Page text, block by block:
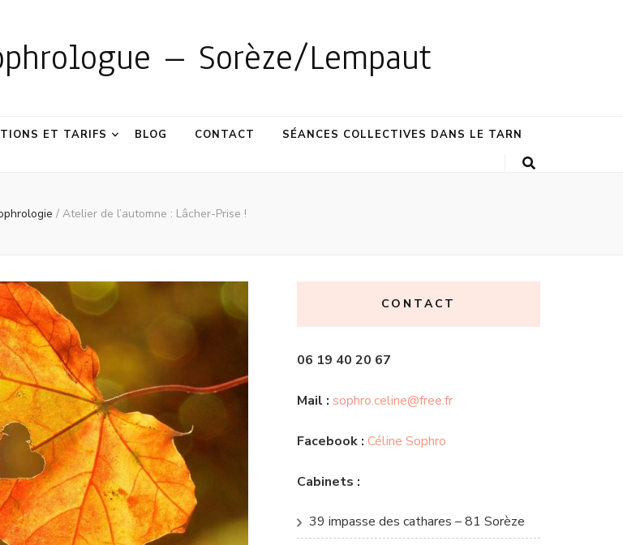
– Sorèze/Lempaut
ET TARIFS BLOG CONTACT SÉANCES COLLECTIVES DANS LE TARN
/ Atelier de l’automne : Lâcher-Prise !
CONTACT
06 19 40 20 67
Mail : sophro.celine@free.fr
Facebook : Céline Sophro
Cabinets :
39 impasse des cathares – 81 Sorèze